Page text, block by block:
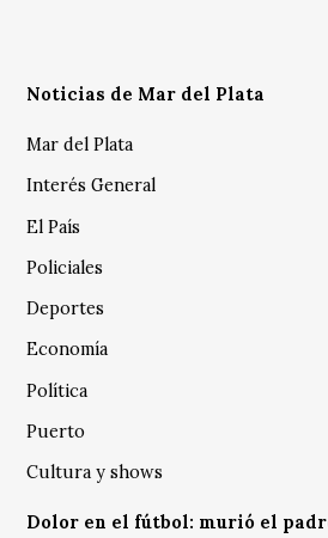
Noticias de Mar del Plata
Mar del Plata
Interés General
El País
Policiales
Deportes
Economía
Política
Puerto
Cultura y shows
Dolor en el fútbol: murió el